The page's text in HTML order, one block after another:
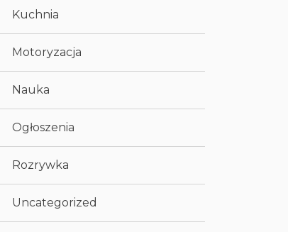
Kuchnia
Motoryzacja
Nauka
Ogłoszenia
Rozrywka
Uncategorized